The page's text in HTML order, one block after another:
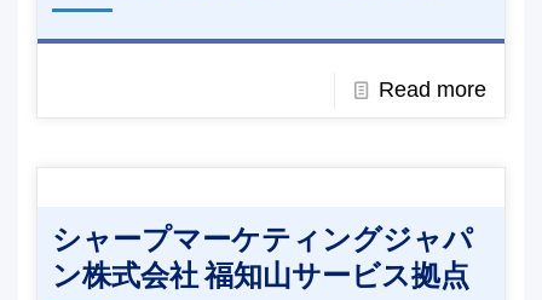
Read more
シャープマーケティングジャパ
ン株式会社 福知山サービス拠点